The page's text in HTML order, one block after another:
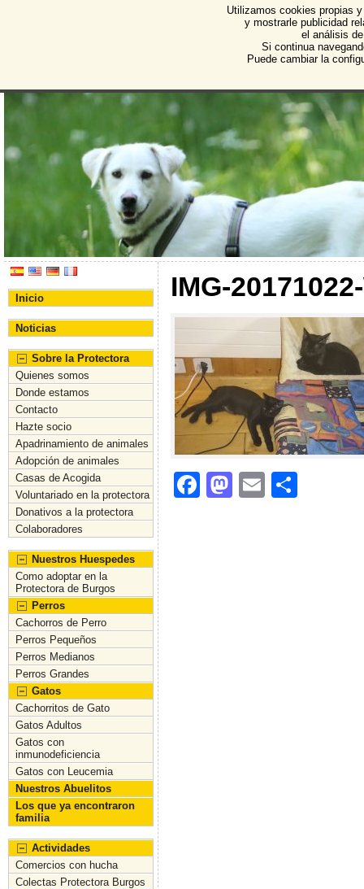
Protectora de Animales
Asociación Protectora de Animales y Plantas de
Inicio
Noticias
Sobre la Protectora
Quienes somos
Donde estamos
Contacto
Hazte socio
Apadrinamiento de animales
Adopción de animales
Casas de Acogida
Voluntariado en la protectora
Donativos a la protectora
Colaboradores
Nuestros Huespedes
Como adoptar en la
Protectora de Burgos
Perros
Cachorros de Perro
Perros Pequeños
Perros Medianos
Perros Grandes
Gatos
Cachorritos de Gato
Gatos Adultos
Gatos con
inmunodeficiencia
Gatos con Leucemia
Nuestros Abuelitos
Los que ya encontraron
familia
Actividades
Comercios con hucha
Colectas Protectora Burgos
IMG-
F
M
E
Utilizamos cookies propias
y mostrarle publicidad
el análisis
Si continua
Puede cambiar la